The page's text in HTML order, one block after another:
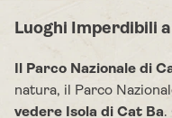
Luoghi Imperdibili
Il Parco Nazionale di
natura, il Parco
vedere Isola di Cat Ba.